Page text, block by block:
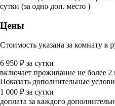
сутки (за одно доп. место )
Цены
Стоимость указана за комнату в
6 950 ₽ за сутки
включает проживание не более 2
Показать дополнительные
1 000 ₽ за сутки
доплата за каждого